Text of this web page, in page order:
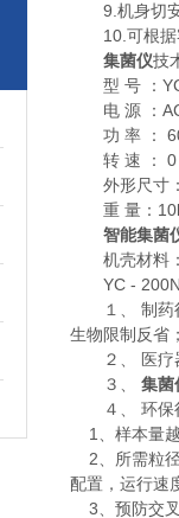
9.机身切安
10.可根据客
集菌仪技
型 号 ：
电 源 ：AC
功 率 ：
转 速 ： 0
外形尺寸
重 量：
智能集菌
机壳材料：
YC -
１、 制药行
生物限制反省
２、 医疗器
３、 集菌
４、 环保
1、样本量越
2、所需粒径
配置，运行速
3、预防交叉